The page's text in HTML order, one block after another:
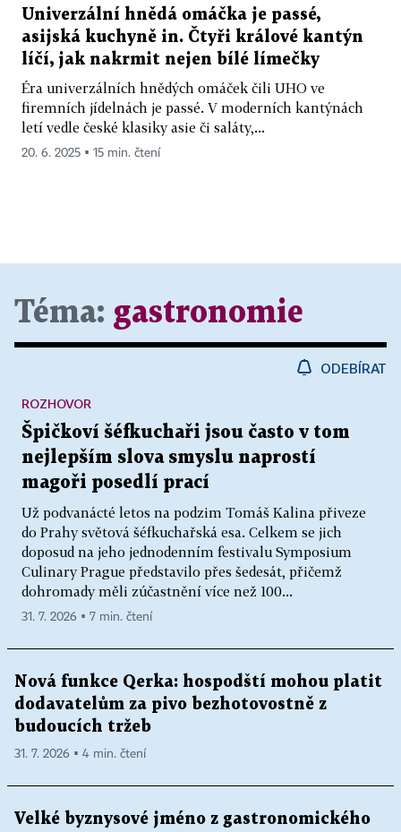
Univerzální hnědá omáčka je passé,
asijská kuchyně in. Čtyři králové kantýn
líčí, jak nakrmit nejen bílé límečky
Éra univerzálních hnědých omáček čili UHO ve
firemních jídelnách je passé. V moderních kantýnách
letí vedle české klasiky asie či saláty,...
20. 6. 2025 ▪ 15 min. čtení
Téma: gastronomie
ODEBÍRAT
Špičkoví šéfkuchaři jsou často v tom
nejlepším slova smyslu naprostí
magoři posedlí prací
Už podvanácté letos na podzim Tomáš Kalina přiveze
do Prahy světová šéfkuchařská esa. Celkem se jich
doposud na jeho jednodenním festivalu Symposium
Culinary Prague představilo přes šedesát, přičemž
dohromady měli zúčastnění více než 100...
ROZHOVOR
31. 7. 2026 ▪ 7 min. čtení
Nová funkce Qerka: hospodští mohou platit
dodavatelům za pivo bezhotovostně z
budoucích tržeb
31. 7. 2026 ▪ 4 min. čtení
Velké byznysové jméno z gastronomického